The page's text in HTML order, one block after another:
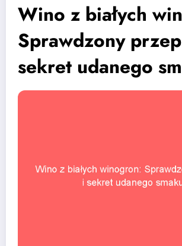
Wino z białych
Sprawdzony
sekret udanego